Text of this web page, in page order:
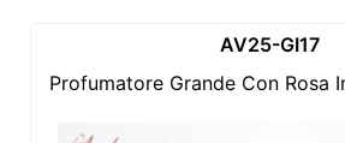
AV25-GI17
Profumatore Grande Con Rosa